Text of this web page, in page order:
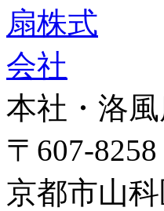
本社・洛
〒607-8258
京都市山